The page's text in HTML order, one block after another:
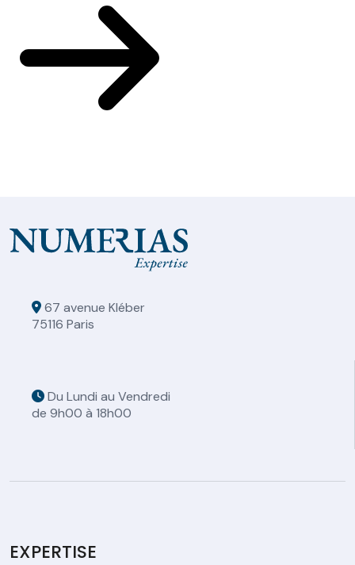
67 avenue Kléber
75116 Paris
Du Lundi au Vendredi
de 9h00 à 18h00
EXPERTISE